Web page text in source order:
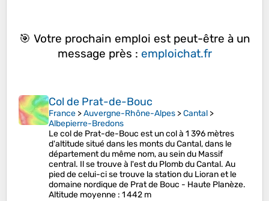
🎯 Votre prochain emploi est peut-être à un
message près : emploichat.fr
Col de Prat-de-Bouc
France >Auvergne-Rhône-Alpes >Cantal >
Albepierre-Bredons
Le col de Prat-de-Bouc est un col à 1 396 mètres
d'altitude situé dans les monts du Cantal, dans le
département du même nom, au sein du Massif
central. Il se trouve à l'est du Plomb du Cantal. Au
pied de celui-ci se trouve la station du Lioran et le
domaine nordique de Prat de Bouc - Haute Planèze.
Altitude moyenne : 1 442 m